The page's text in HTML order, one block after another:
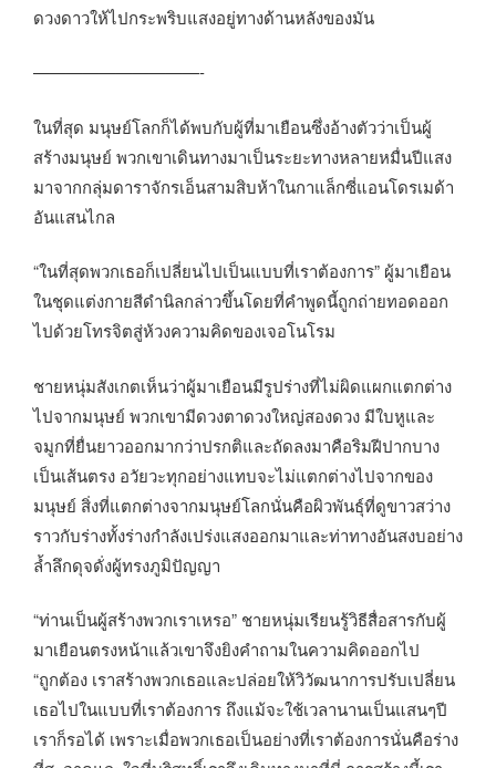
ดวงดาวให้ไปกระพริบแสงอยู่ทางด้านหลังของมัน
——————————-
ในที่สุด มนุษย์โลกก็ได้พบกับผู้ที่มาเยือนซึ่งอ้างตัวว่าเป็นผู้
สร้างมนุษย์ พวกเขาเดินทางมาเป็นระยะทางหลายหมื่นปีแสง
มาจากกลุ่มดาราจักรเอ็นสามสิบห้าในกาแล็กซี่แอนโดรเมด้า
อันแสนไกล
“ในที่สุดพวกเธอก็เปลี่ยนไปเป็นแบบที่เราต้องการ” ผู้มาเยือน
ในชุดแต่งกายสีดำนิลกล่าวขึ้นโดยที่คำพูดนี้ถูกถ่ายทอดออก
ไปด้วยโทรจิตสู่ห้วงความคิดของเจอโนโรม
ชายหนุ่มสังเกตเห็นว่าผู้มาเยือนมีรูปร่างที่ไม่ผิดแผกแตกต่าง
ไปจากมนุษย์ พวกเขามีดวงตาดวงใหญ่สองดวง มีใบหูและ
จมูกที่ยื่นยาวออกมากว่าปรกติและถัดลงมาคือริมฝีปากบาง
เป็นเส้นตรง อวัยวะทุกอย่างแทบจะไม่แตกต่างไปจากของ
มนุษย์ สิ่งที่แตกต่างจากมนุษย์โลกนั่นคือผิวพันธุ์ที่ดูขาวสว่าง
ราวกับร่างทั้งร่างกำลังเปร่งแสงออกมาและท่าทางอันสงบอย่าง
ล้ำลึกดุจดั่งผู้ทรงภูมิปัญญา
“ท่านเป็นผู้สร้างพวกเราเหรอ” ชายหนุ่มเรียนรู้วิธีสื่อสารกับผู้
มาเยือนตรงหน้าแล้วเขาจึงยิงคำถามในความคิดออกไป
“ถูกต้อง เราสร้างพวกเธอและปล่อยให้วิวัฒนาการปรับเปลี่ยน
เธอไปในแบบที่เราต้องการ ถึงแม้จะใช้เวลานานเป็นแสนๆปี
เราก็รอได้ เพราะเมื่อพวกเธอเป็นอย่างที่เราต้องการนั่นคือร่าง